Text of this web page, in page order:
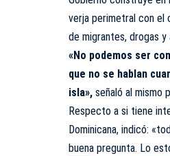
verja perimetral con el
de migrantes, drogas y
«No podemos ser
que no se hablan
isla», señaló al mismo
Respecto a si tiene
Dominicana, indicó:
buena pregunta. Lo